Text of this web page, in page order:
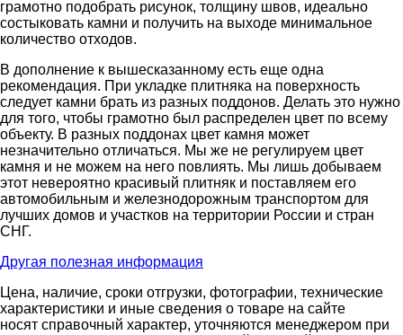
грамотно подобрать рисунок, толщину швов, идеально
состыковать камни и получить на выходе минимальное
количество отходов.
В дополнение к вышесказанному есть еще одна
рекомендация. При укладке плитняка на поверхность
следует камни брать из разных поддонов. Делать это нужно
для того, чтобы грамотно был распределен цвет по всему
объекту. В разных поддонах цвет камня может
незначительно отличаться. Мы же не регулируем цвет
камня и не можем на него повлиять. Мы лишь добываем
этот невероятно красивый плитняк и поставляем его
автомобильным и железнодорожным транспортом для
лучших домов и участков на территории России и стран
СНГ.
Другая полезная информация
Цена, наличие, сроки отгрузки, фотографии, технические
характеристики и иные сведения о товаре на сайте
носят справочный характер, уточняются менеджером при